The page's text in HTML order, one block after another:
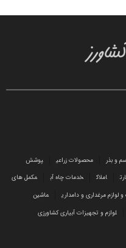
و بذر محصولات زراعی
پوشش
املاک خدمات چاه آب
مکمل های
لوازم مرغداری و دامداری
ماشین
لوازم و تجهیزات آبیاری کشاورزی